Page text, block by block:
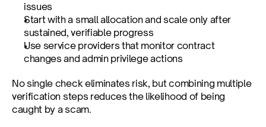
issues
Start with a small allocation and scale only after
sustained, verifiable progress
Use service providers that monitor contract
changes and admin privilege actions
No single check eliminates risk, but combining multiple
verification steps reduces the likelihood of being
caught by a scam.